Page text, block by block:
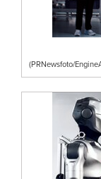
(PRNewsfoto/